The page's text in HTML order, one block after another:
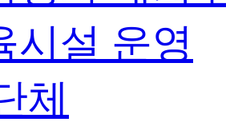
시설 운영
체